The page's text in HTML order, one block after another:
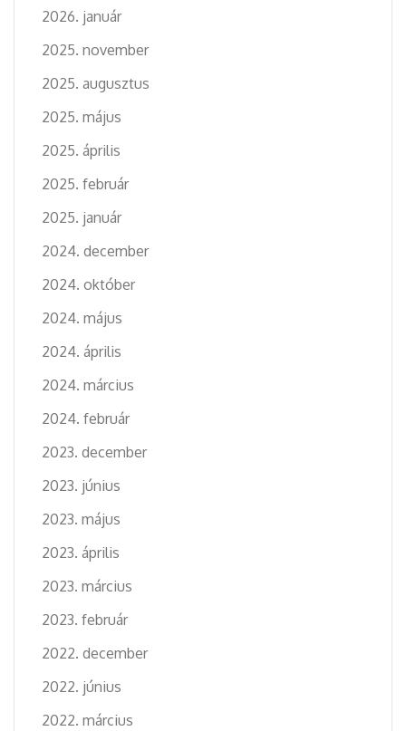
2026. január
2025. november
2025. augusztus
2025. május
2025. április
2025. február
2025. január
2024. december
2024. október
2024. május
2024. április
2024. március
2024. február
2023. december
2023. június
2023. május
2023. április
2023. március
2023. február
2022. december
2022. június
2022. március